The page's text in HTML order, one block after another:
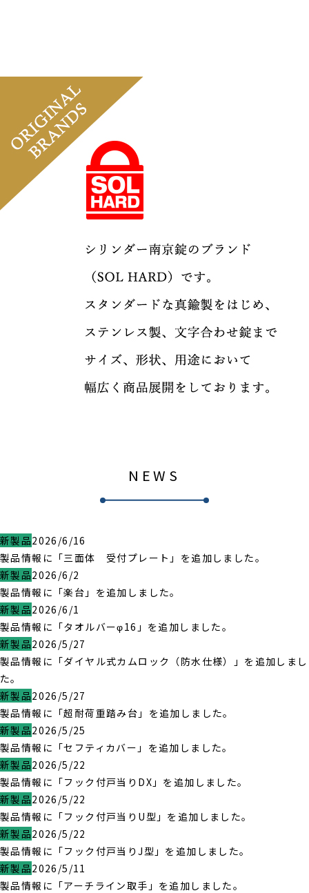
NEWS
新製品2026/6/16
製品情報に「三面体 受付プレート」を追加しました。
新製品2026/6/2
製品情報に「楽台」を追加しました。
新製品2026/6/1
製品情報に「タオルバーφ16」を追加しました。
新製品2026/5/27
製品情報に「ダイヤル式カムロック（防水仕様）」を追加しまし
た。
新製品2026/5/27
製品情報に「超耐荷重踏み台」を追加しました。
新製品2026/5/25
製品情報に「セフティカバー」を追加しました。
新製品2026/5/22
製品情報に「フック付戸当りDX」を追加しました。
新製品2026/5/22
製品情報に「フック付戸当りU型」を追加しました。
新製品2026/5/22
製品情報に「フック付戸当りJ型」を追加しました。
新製品2026/5/11
製品情報に「アーチライン取手」を追加しました。